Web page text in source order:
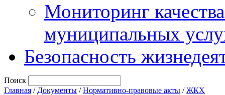
Мониторинг
муниципальных
Безопасность
Поиск
Главная / Документы /Нормативно-правовые акты /ЖКХ